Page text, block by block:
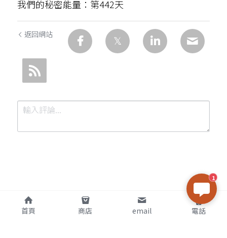
我們的秘密能量：第442天
返回網站
提交
1
首頁 商店 email 電話